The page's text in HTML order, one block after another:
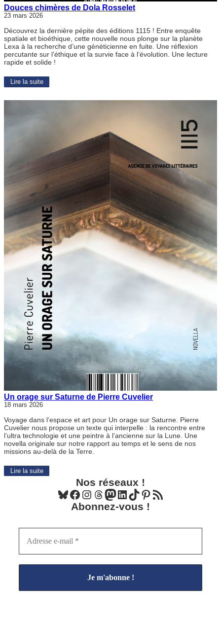
Douces chimères de Dola Rosselet
23 mars 2026
Découvrez la dernière pépite des éditions 1115 ! Entre enquête
spatiale et bioéthique, cette nouvelle nous plonge sur la planète
Lexa à la recherche d’une généticienne en fuite. Une réflexion
percutante sur l’éthique et la survie face à l’évolution. Une lecture
rapide et solide !
Lire la suite
Un orage sur Saturne de Pierre Cuvelier
18 mars 2026
Voyage dans l’espace et art pour Un orage sur Saturne. Pierre
Cuvelier nous propose un texte qui interpelle : la rencontre entre
l’ultra technologie et une peintre à l’ancienne sur la Lune. Une
novella originale sur notre rapport au temps et le sens de nos
missions au-delà de la Terre.
Lire la suite
Nos réseaux !
Bluesky Facebook Instagram Threads Mastodon LinkedIn TikTok Pinterest Flux RSS
Abonnez-vous !